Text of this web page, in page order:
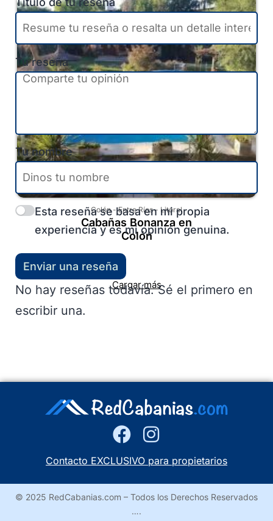
Colón-Entre Ríos- Litoral
Cabañas Bonanza en
Colón
Cargar más
Tu reseña
Tu nombre
Esta reseña se basa en mi propia
experiencia y es mi opinión genuina.
Enviar una reseña
No hay reseñas todavía. Sé el primero en
escribir una.
Contacto EXCLUSIVO para propietarios
© 2025 RedCabanias.com – Todos los Derechos Reservados
….